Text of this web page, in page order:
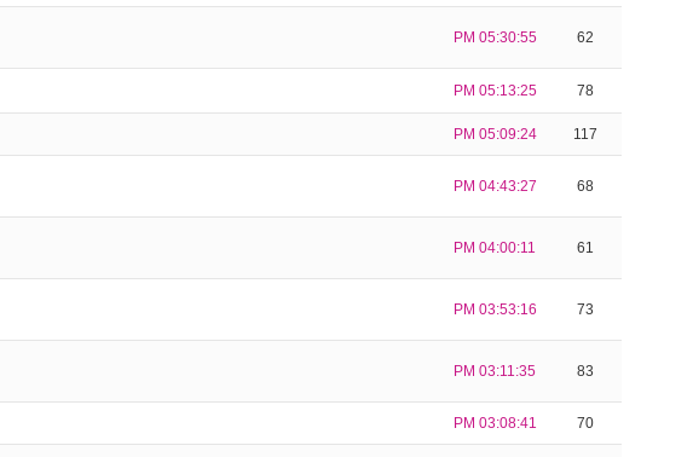
PM 05:30:55 62
PM 05:13:25 78
PM 05:09:24 117
PM 04:43:27 68
PM 04:00:11 61
PM 03:53:16 73
PM 03:11:35 83
PM 03:08:41 70